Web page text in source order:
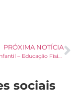
PRÓXIMA NOTÍCIA
sociais